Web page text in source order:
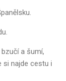
a šumí,
si najde cestu i